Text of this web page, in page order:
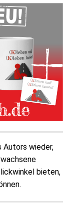
Autors wieder,
bieten,